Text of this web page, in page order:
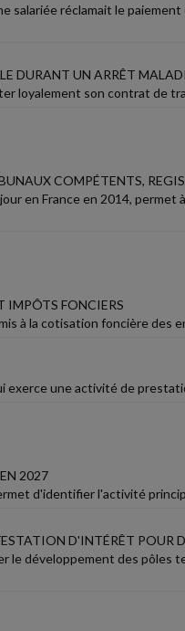
salariée réclamait le
DURANT UN ARRÊT
loyalement son contrat de
COMPÉTENTS,
en France en 2014,
IMPÔTS FONCIERS
à la cotisation foncière des
exerce une activité de
2027
d'identifier l'activité
D'INTÉRÊT
le développement des pôles